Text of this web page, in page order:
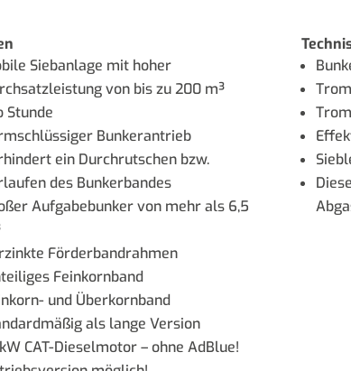
Siebanlage mit hoher
von bis zu 200 m³
Stunde
Bunkerantrieb
ein Durchrutschen bzw.
des Bunkerbandes
Aufgabebunker von mehr als 6,5
Förderbandrahmen
Feinkornband
und Überkornband
als lange Version
CAT-Dieselmotor – ohne AdBlue!